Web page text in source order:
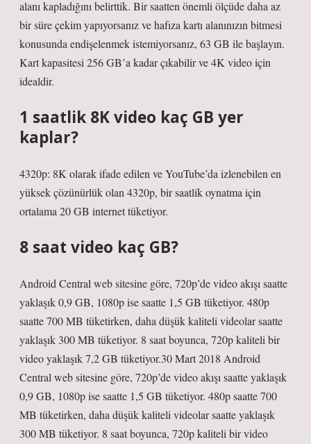
alanı kapladığını belirttik. Bir saatten önemli ölçüde daha az
bir süre çekim yapıyorsanız ve hafıza kartı alanınızın bitmesi
konusunda endişelenmek istemiyorsanız, 63 GB ile başlayın.
Kart kapasitesi 256 GB’a kadar çıkabilir ve 4K video için
idealdir.
1 saatlik 8K video kaç GB yer
kaplar?
4320p: 8K olarak ifade edilen ve YouTube’da izlenebilen en
yüksek çözünürlük olan 4320p, bir saatlik oynatma için
ortalama 20 GB internet tüketiyor.
8 saat video kaç GB?
Android Central web sitesine göre, 720p’de video akışı saatte
yaklaşık 0,9 GB, 1080p ise saatte 1,5 GB tüketiyor. 480p
saatte 700 MB tüketirken, daha düşük kaliteli videolar saatte
yaklaşık 300 MB tüketiyor. 8 saat boyunca, 720p kaliteli bir
video yaklaşık 7,2 GB tüketiyor.30 Mart 2018 Android
Central web sitesine göre, 720p’de video akışı saatte yaklaşık
0,9 GB, 1080p ise saatte 1,5 GB tüketiyor. 480p saatte 700
MB tüketirken, daha düşük kaliteli videolar saatte yaklaşık
300 MB tüketiyor. 8 saat boyunca, 720p kaliteli bir video